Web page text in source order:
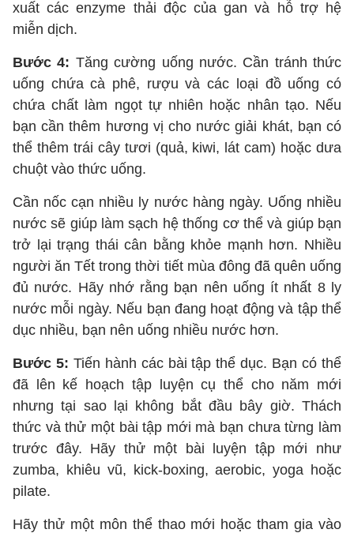
xuất các enzyme thải độc của gan và hỗ trợ hệ
miễn dịch.
Bước 4: Tăng cường uống nước. Cần tránh thức
uống chứa cà phê, rượu và các loại đồ uống có
chứa chất làm ngọt tự nhiên hoặc nhân tạo. Nếu
bạn cần thêm hương vị cho nước giải khát, bạn có
thể thêm trái cây tươi (quả, kiwi, lát cam) hoặc dưa
chuột vào thức uống.
Cần nốc cạn nhiều ly nước hàng ngày. Uống nhiều
nước sẽ giúp làm sạch hệ thống cơ thể và giúp bạn
trở lại trạng thái cân bằng khỏe mạnh hơn. Nhiều
người ăn Tết trong thời tiết mùa đông đã quên uống
đủ nước. Hãy nhớ rằng bạn nên uống ít nhất 8 ly
nước mỗi ngày. Nếu bạn đang hoạt động và tập thể
dục nhiều, bạn nên uống nhiều nước hơn.
Bước 5: Tiến hành các bài tập thể dục. Bạn có thể
đã lên kế hoạch tập luyện cụ thể cho năm mới
nhưng tại sao lại không bắt đầu bây giờ. Thách
thức và thử một bài tập mới mà bạn chưa từng làm
trước đây. Hãy thử một bài luyện tập mới như
zumba, khiêu vũ, kick-boxing, aerobic, yoga hoặc
pilate.
Hãy thử một môn thể thao mới hoặc tham gia vào